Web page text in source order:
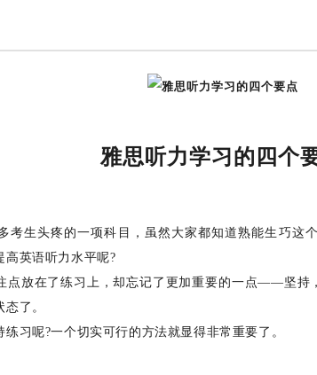
雅思听力学习的四个
考生头疼的一项科目，虽然大家都知道熟能生巧这
高英语听力水平呢?
点放在了练习上，却忘记了更加重要的一点——坚持
了。
习呢?一个切实可行的方法就显得非常重要了。